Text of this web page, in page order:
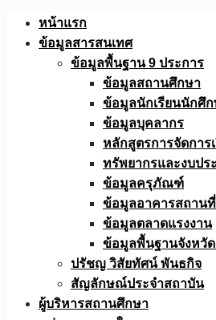
Skip
หน้าแรก
ข้อมูลสารสนเทศ
ข้อมูลพื้นฐาน 9 ประการ
ข้อมูลสถานศึกษา
ข้อมูลนักเรียนนักศึ
ข้อมูลบุคลากร
หลักสูตรการจัดการ
ทรัพยากรและงบป
ข้อมูลครุภัณฑ์
ข้อมูลอาคารสถานที่
ข้อมูลตลาดแรงงาน
ข้อมูลพื้นฐานจังหวัด
ปรัชญ วิสัยทัศน์ พันธกิจ
สัญลักษณ์ประจำสถาบัน
ผู้บริหารสถานศึกษา